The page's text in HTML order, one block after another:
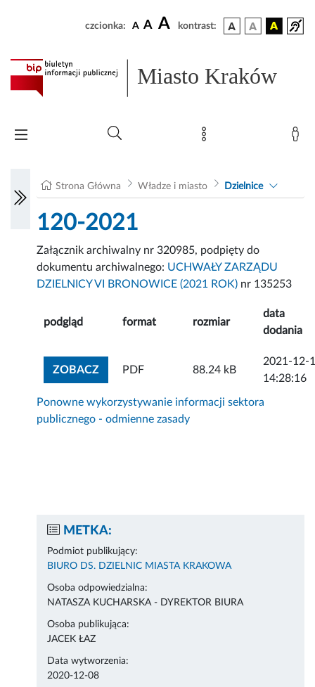
czcionka: A A A kontrast:
Miasto Kraków
Strona Główna Władze i miasto Dzielnice
120-2021
Załącznik archiwalny nr 320985, podpięty do
dokumentu archiwalnego: UCHWAŁY ZARZĄDU
DZIELNICY VI BRONOWICE (2021 ROK) nr 135253
podgląd format rozmiar
data
dodania
ZOBACZZOBACZ ZAŁĄCZNIK
PDF 88.24 kB
2021-12-
14:28:16
Ponowne wykorzystywanie informacji sektora
publicznego - odmienne zasady
METKA:
Podmiot publikujący:
BIURO DS. DZIELNIC MIASTA KRAKOWA
Osoba odpowiedzialna:
NATASZA KUCHARSKA - DYREKTOR BIURA
Osoba publikująca:
JACEK ŁAZ
Data wytworzenia:
2020-12-08